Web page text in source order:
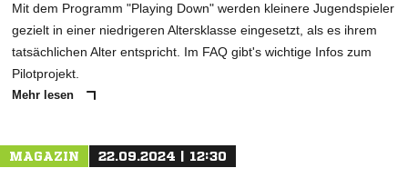
Mit dem Programm "Playing Down" werden kleinere Jugendspieler
gezielt in einer niedrigeren Altersklasse eingesetzt, als es ihrem
tatsächlichen Alter entspricht. Im FAQ gibt's wichtige Infos zum
Pilotprojekt.
Mehr lesen
MAGAZIN 22.09.2024 | 12:30